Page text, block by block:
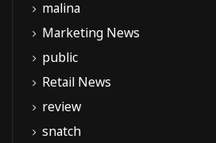
malina
Marketing News
public
Retail News
review
snatch